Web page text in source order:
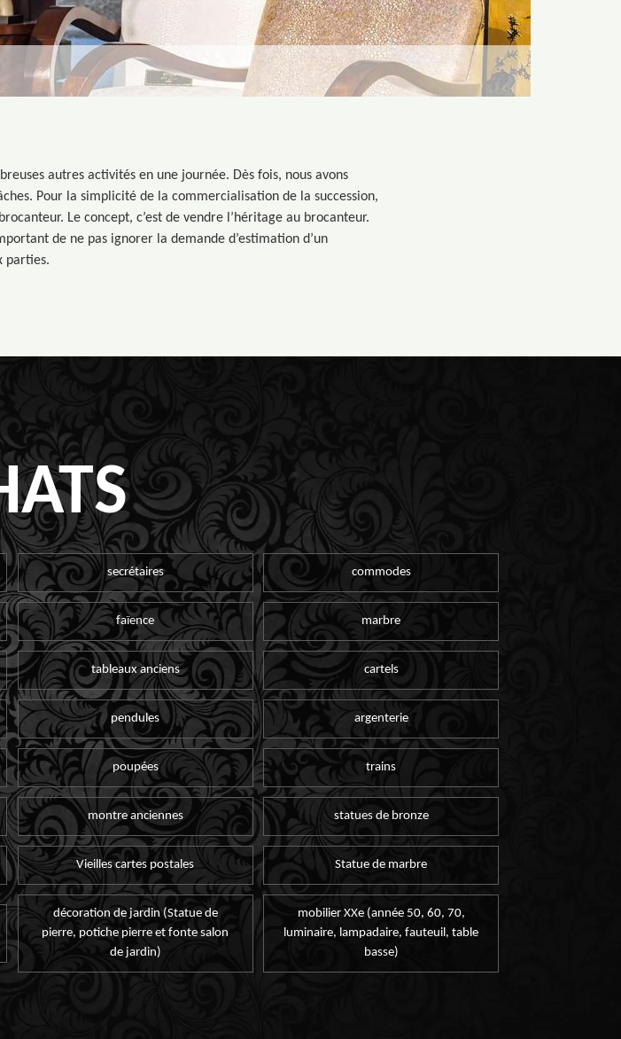
autres activités en une journée. Dès fois, nous avons
Pour la simplicité de la commercialisation de la succession,
Le concept, c’est de vendre l’héritage au brocanteur.
de ne pas ignorer la demande d’estimation d’un
parties.
secrétaires commodes
faïence marbre
tableaux anciens cartels
pendules argenterie
poupées trains
montre anciennes statues de bronze
Vieilles cartes postales Statue de marbre
décoration de jardin (Statue de
pierre, potiche pierre et fonte salon
de jardin)
mobilier XXe (année 50, 60, 70,
luminaire, lampadaire, fauteuil, table
basse)